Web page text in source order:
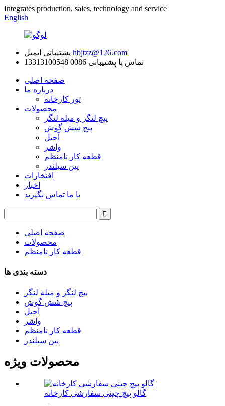
Integrates production, sales, technology and service
English
پشتیبانی ایمیل hbjtzz@126.com
تماس با پشتیبانی 0086 13313100548
صفحه اصلی
درباره ما
تور کارخانه
محصولات
پیچ لنگر و میله لنگر
پیچ شش گوش
آجیل
واشر
قطعه کار نامنظم
پین سیلندر
افتخارات
اخبار
با ما تماس بگیرید
صفحه اصلی
محصولات
قطعه کار نامنظم
دسته بندی ها
پیچ لنگر و میله لنگر
پیچ شش گوش
آجیل
واشر
قطعه کار نامنظم
پین سیلندر
محصولات ویژه
گالو پیچ چینی سفارشی کارخانه